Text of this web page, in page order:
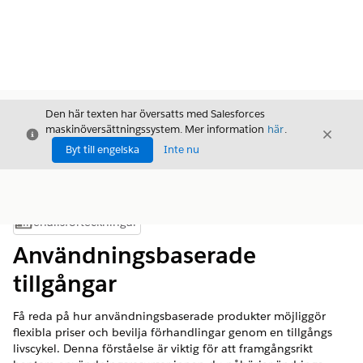
Stäng
Den här texten har översatts med Salesforces
maskinöversättningssystem. Mer information här.
Byt till engelska
Inte nu
Stäng
Visa innehållsförteckning
Innehållsförteckningar
Användningsbaserade
tillgångar
Få reda på hur användningsbaserade produkter möjliggör
flexibla priser och bevilja förhandlingar genom en tillgångs
livscykel. Denna förståelse är viktig för att framgångsrikt